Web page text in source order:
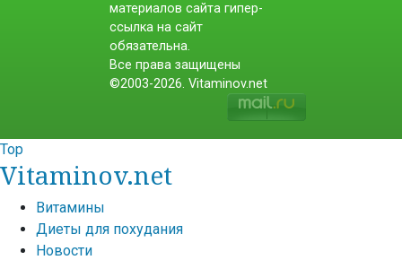
материалов сайта гипер-
ссылка на сайт
обязательна.
Все права защищены
©2003-2026. Vitaminov.net
Top
Vitaminov.net
Витамины
Диеты для похудания
Новости